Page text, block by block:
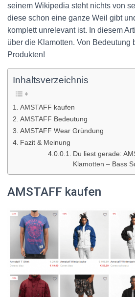
seinem Wikipedia steht nichts von
diese schon eine ganze Weil gibt
komplett unrelevant ist. In diesem
über die Klamotten. Von Bedeutung
Produkten!
Inhaltsverzeichnis
AMSTAFF kaufen
AMSTAFF Bedeutung
AMSTAFF Wear Gründung
Fazit & Meinung
Du liest gerade:
Klamotten – Bass
AMSTAFF kaufen